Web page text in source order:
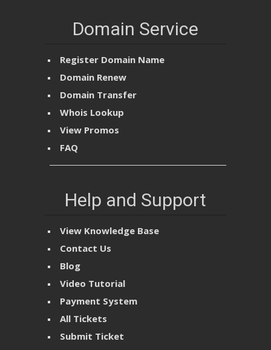
Domain Service
Register Domain Name
Domain Renew
Domain Transfer
Whois Lookup
View Promos
FAQ
Help and Support
View Knowledge Base
Contact Us
Blog
Video Tutorial
Payment System
All Tickets
Submit Ticket